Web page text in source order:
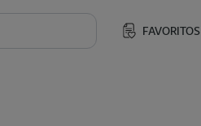
FAVORITOS